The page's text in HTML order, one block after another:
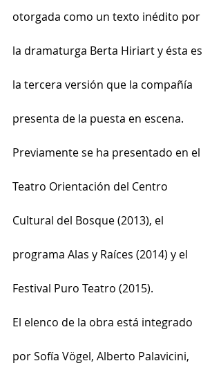
otorgada como un texto inédito por
la dramaturga Berta Hiriart y ésta es
la tercera versión que la compañía
presenta de la puesta en escena.
Previamente se ha presentado en el
Teatro Orientación del Centro
Cultural del Bosque (2013), el
programa Alas y Raíces (2014) y el
Festival Puro Teatro (2015).
El elenco de la obra está integrado
por Sofía Vögel, Alberto Palavicini,